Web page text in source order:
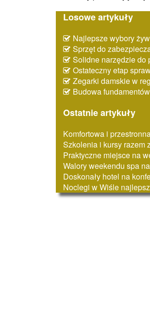
Losowe artykuły
Najlepsze wybory
Sprzęt do
Solidne narzędzie do
Ostateczny etap
Zegarki damskie w
Budowa
Ostatnie artykuły
Komfortowa i
Szkolenia i kursy razem
Praktyczne miejsce na
Walory weekendu spa
Doskonały hotel na
Noclegi w Wiśle